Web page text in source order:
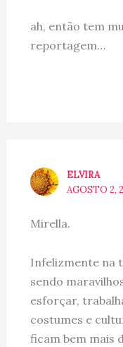
ah, então tem
reportagem…
ELVIRA
AGOSTO 2,
Mirella.
Infelizmente na
sendo
esforçar,
costumes e
ficam bem mais